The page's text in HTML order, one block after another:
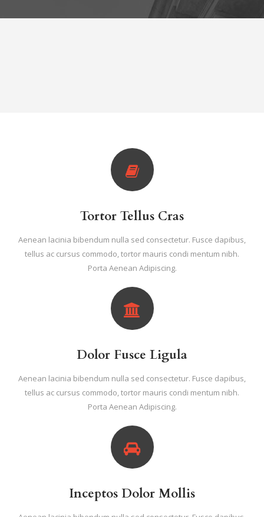
Tortor Tellus Cras
Aenean lacinia bibendum nulla sed consectetur. Fusce dapibus,
tellus ac cursus commodo, tortor mauris condi mentum nibh.
Porta Aenean Adipiscing.
Dolor Fusce Ligula
Aenean lacinia bibendum nulla sed consectetur. Fusce dapibus,
tellus ac cursus commodo, tortor mauris condi mentum nibh.
Porta Aenean Adipiscing.
Inceptos Dolor Mollis